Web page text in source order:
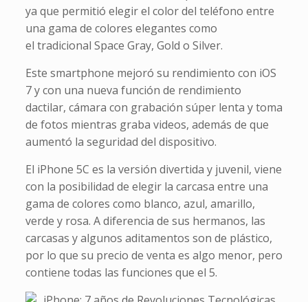
ya que permitió elegir el color del teléfono entre
una gama de colores elegantes como
el tradicional Space Gray, Gold o Silver.
Este smartphone mejoró su rendimiento con iOS
7 y con una nueva función de rendimiento
dactilar, cámara con grabación súper lenta y toma
de fotos mientras graba videos, además de que
aumentó la seguridad del dispositivo.
El iPhone 5C es la versión divertida y juvenil, viene
con la posibilidad de elegir la carcasa entre una
gama de colores como blanco, azul, amarillo,
verde y rosa. A diferencia de sus hermanos, las
carcasas y algunos aditamentos son de plástico,
por lo que su precio de venta es algo menor, pero
contiene todas las funciones que el 5.